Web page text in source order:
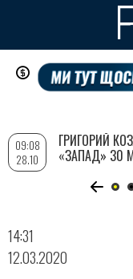
Перейти
содержанию
14:31
12.03.2020
09:08
28.10
ГРИГОРИЙ
«ЗАПАД» 30